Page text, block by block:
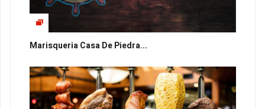
Marisqueria Casa De Piedra...